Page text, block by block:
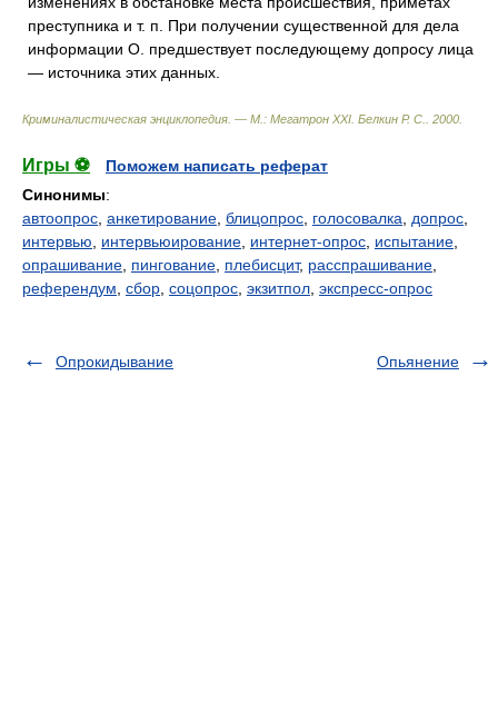
преступника и т. п. При получении существенной для дела
информации О. предшествует последующему допросу лица
— источника этих данных.
Криминалистическая энциклопедия. — М.: Мегатрон XXI Белкин Р. С. 2000
Игры ⚽
Поможем написать реферат
Синонимы:
автоопрос анкетирование блицопрос голосовалка допрос
интервью
интервьюирование интернет-опрос испытание
опрашивание пингование плебисцит, расспрашивание
референдум сбор соцопрос экзитпол экспресс-опрос
Опрокидывание Опьянение